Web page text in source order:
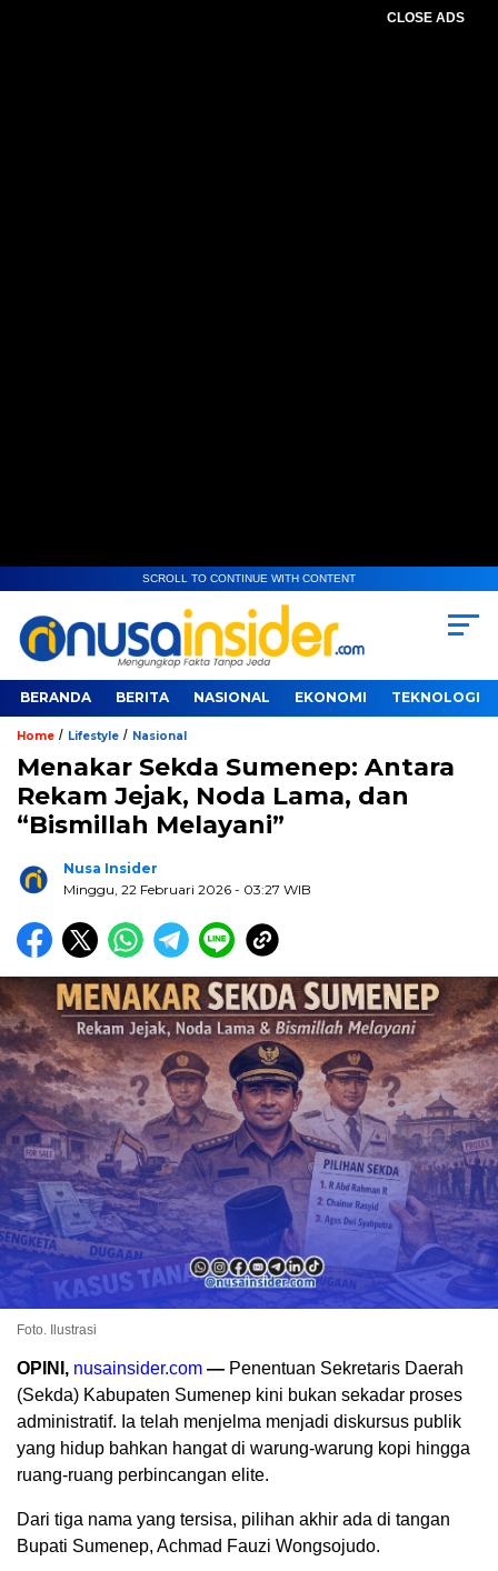
CLOSE ADS
SCROLL TO CONTINUE WITH CONTENT
BERANDA BERITA NASIONAL EKONOMI TEKNOLOGI
Home / Lifestyle / Nasional
Menakar Sekda Sumenep: Antara
Rekam Jejak, Noda Lama, dan
“Bismillah Melayani”
Nusa Insider
Minggu, 22 Februari 2026 - 03:27 WIB
Foto. Ilustrasi
OPINI, nusainsider.com — Penentuan Sekretaris Daerah
(Sekda) Kabupaten Sumenep kini bukan sekadar proses
administratif. Ia telah menjelma menjadi diskursus publik
yang hidup bahkan hangat di warung-warung kopi hingga
ruang-ruang perbincangan elite.
Dari tiga nama yang tersisa, pilihan akhir ada di tangan
Bupati Sumenep, Achmad Fauzi Wongsojudo.